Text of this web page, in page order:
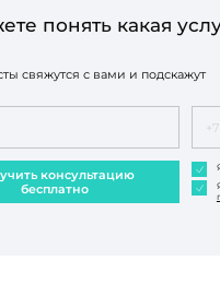
понять какая
свяжутся с вами и подскажут
консультацию
бесплатно